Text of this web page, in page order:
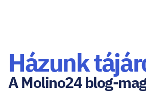
Házunk
A Molino24 blog-